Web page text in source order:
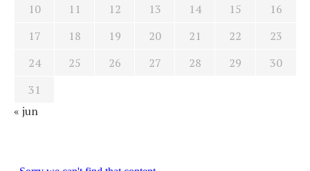
10
11 12 13 14 15
16
17
18 19 20 21 22
23
24
25 26 27 28 29
30
31
« jun